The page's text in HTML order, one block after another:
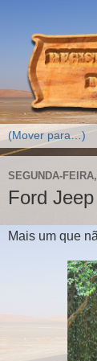
SEGUNDA-
Ford Jeep
Mais um que